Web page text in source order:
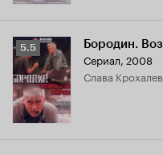
Рейтинг
Кинопоиска
5.5
5.5 Бородин.
Сериал, 2008
Слава Крохалев